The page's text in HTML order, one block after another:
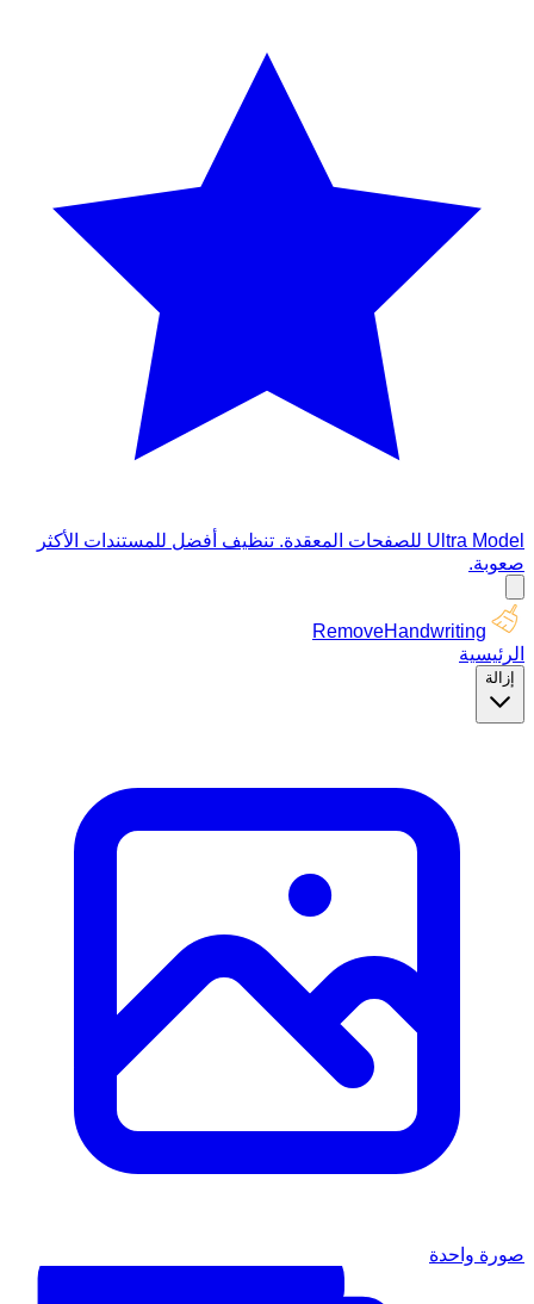
Ultra Model للصفحات المعقدة. تنظيف أفضل للمستندات الأكثر
صعوبة.
RemoveHandwriting
الرئيسية
إزالة
صورة واحدة